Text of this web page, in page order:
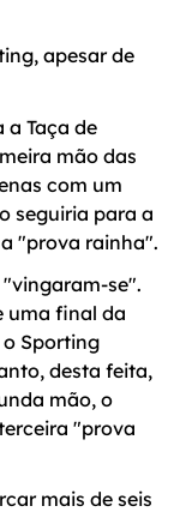
apesar de
a Taça de
mão das
com um
seguiria para a
"prova rainha".
se".
uma final da
Sporting
desta feita,
mão, o
"prova
mais de seis